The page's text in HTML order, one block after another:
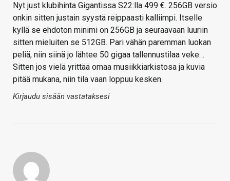
Nyt just klubihinta Gigantissa S22:lla 499 €. 256GB versio
onkin sitten justain syystä reippaasti kalliimpi. Itselle
kyllä se ehdoton minimi on 256GB ja seuraavaan luuriin
sitten mieluiten se 512GB. Pari vähän paremman luokan
peliä, niin siinä jo lähtee 50 gigaa tallennustilaa veke…
Sitten jos vielä yrittää omaa musiikkiarkistosa ja kuvia
pitää mukana, niin tila vaan loppuu kesken.
Kirjaudu sisään vastataksesi